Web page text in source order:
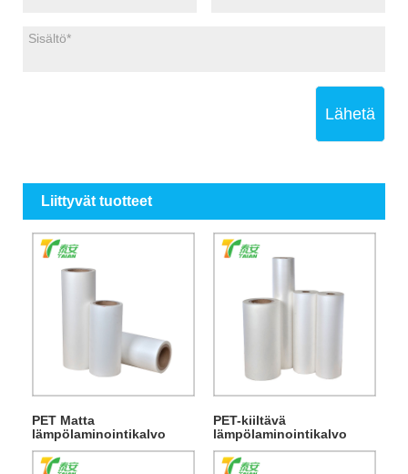
Lähetä
Liittyvät tuotteet
PET Matta
lämpölaminointikalvo
PET-kiiltävä
lämpölaminointikalvo